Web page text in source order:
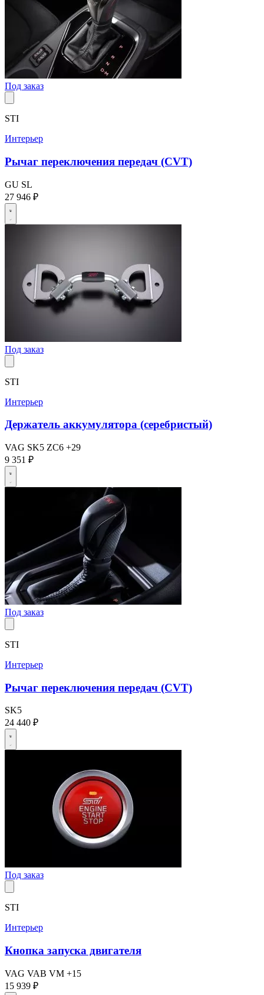
Под заказ
STI
Интерьер
Рычаг переключения передач (CVT)
GU SL
27 946 ₽
Под заказ
STI
Интерьер
Держатель аккумулятора (серебристый)
VAG SK5 ZC6 +29
9 351 ₽
Под заказ
STI
Интерьер
Рычаг переключения передач (CVT)
SK5
24 440 ₽
Под заказ
STI
Интерьер
Кнопка запуска двигателя
VAG VAB VM +15
15 939 ₽